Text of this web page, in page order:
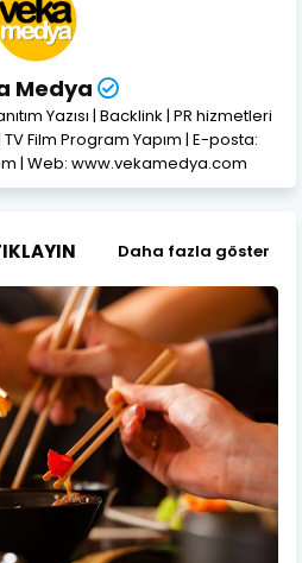
Medya
Yazısı | Backlink | PR hizmetleri
Film Program Yapım | E-posta:
| Web: www.vekamedya.com
Daha fazla göster